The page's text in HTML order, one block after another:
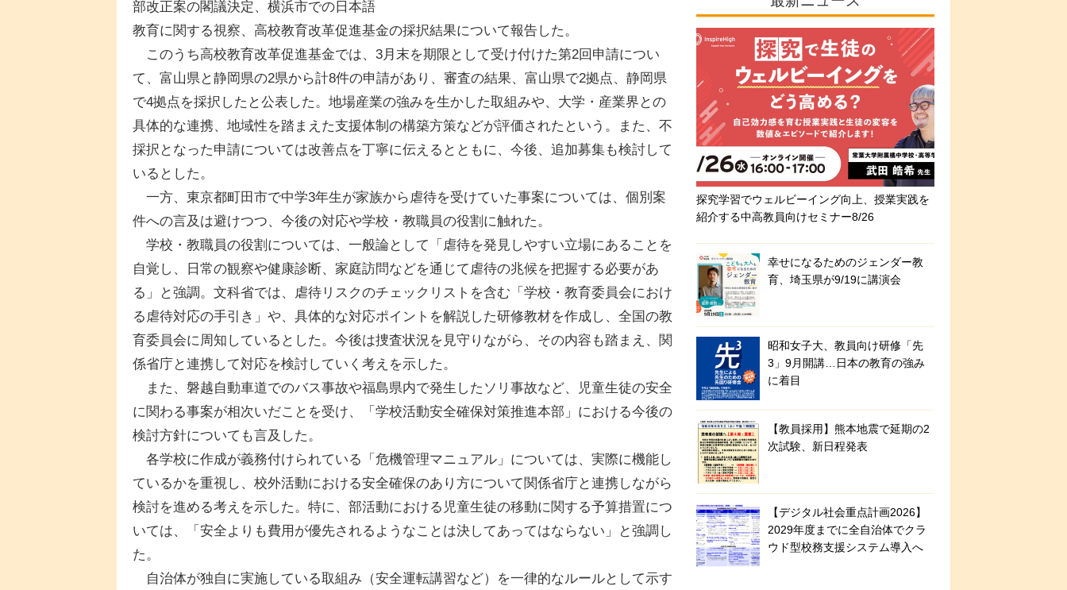
部改正案の閣議決定、横浜市での日本語
教育に関する視察、高校教育改革促進基金の採択結果について報告した。
このうち高校教育改革促進基金では、3月末を期限として受け付けた第2回申請につい
て、富山県と静岡県の2県から計8件の申請があり、審査の結果、富山県で2拠点、静岡県
で4拠点を採択したと公表した。地場産業の強みを生かした取組みや、大学・産業界との
具体的な連携、地域性を踏まえた支援体制の構築方策などが評価されたという。また、不
採択となった申請については改善点を丁寧に伝えるとともに、今後、追加募集も検討して
いるとした。
一方、東京都町田市で中学3年生が家族から虐待を受けていた事案については、個別案
件への言及は避けつつ、今後の対応や学校・教職員の役割に触れた。
学校・教職員の役割については、一般論として「虐待を発見しやすい立場にあることを
自覚し、日常の観察や健康診断、家庭訪問などを通じて虐待の兆候を把握する必要があ
る」と強調。文科省では、虐待リスクのチェックリストを含む「学校・教育委員会におけ
る虐待対応の手引き」や、具体的な対応ポイントを解説した研修教材を作成し、全国の教
育委員会に周知しているとした。今後は捜査状況を見守りながら、その内容も踏まえ、関
係省庁と連携して対応を検討していく考えを示した。
また、磐越自動車道でのバス事故や福島県内で発生したソリ事故など、児童生徒の安全
に関わる事案が相次いだことを受け、「学校活動安全確保対策推進本部」における今後の
検討方針についても言及した。
各学校に作成が義務付けられている「危機管理マニュアル」については、実際に機能し
ているかを重視し、校外活動における安全確保のあり方について関係省庁と連携しながら
検討を進める考えを示した。特に、部活動における児童生徒の移動に関する予算措置につ
いては、「安全よりも費用が優先されるようなことは決してあってはならない」と強調し
た。
自治体が独自に実施している取組み（安全運転講習など）を一律的なルールとして示す
探究学習でウェルビーイング向上、授業実践を
紹介する中高教員向けセミナー8/26
幸せになるためのジェンダー教
育、埼玉県が9/19に講演会
昭和女子大、教員向け研修「先
3」9月開講…日本の教育の強み
に着目
【教員採用】熊本地震で延期の2
次試験、新日程発表
【デジタル社会重点計画2026】
2029年度までに全自治体でクラ
ウド型校務支援システム導入へ